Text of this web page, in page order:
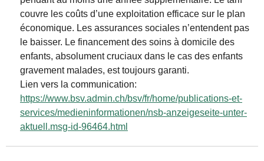
couvre les coûts d’une exploitation efficace sur le plan
économique. Les assurances sociales n’entendent pas
le baisser. Le financement des soins à domicile des
enfants, absolument cruciaux dans le cas des enfants
gravement malades, est toujours garanti.
Lien vers la communication:
https://www.bsv.admin.ch/bsv/fr/home/publications-et-
services/medieninformationen/nsb-anzeigeseite-unter-
aktuell.msg-id-96464.html